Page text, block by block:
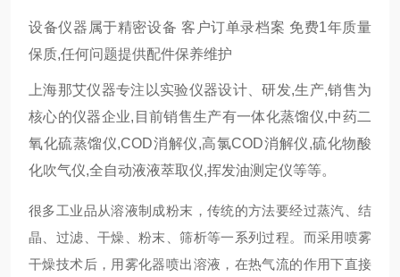
设备仪器属于精密设备 客户订单录档案 免费1年质量
保质,任何问题提供配件保养维护
上海那艾仪器专注以实验仪器设计、研发,生产,销售为
核心的仪器企业,目前销售生产有一体化蒸馏仪,中药二
氧化硫蒸馏仪,COD消解仪,高氯COD消解仪,硫化物酸
化吹气仪,全自动液液萃取仪,挥发油测定仪等等。
很多工业品从溶液制成粉末，传统的方法要经过蒸汽、结
晶、过滤、干燥、粉末、筛析等一系列过程。而采用喷雾
干燥技术后，用雾化器喷出溶液，在热气流的作用下直接